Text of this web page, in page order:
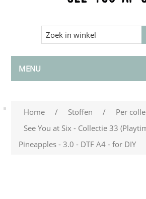
MENU
Home / Stoffen / Per
See You at Six - Collectie 33
Pineapples - 3.0 - DTF A4 - for DIY